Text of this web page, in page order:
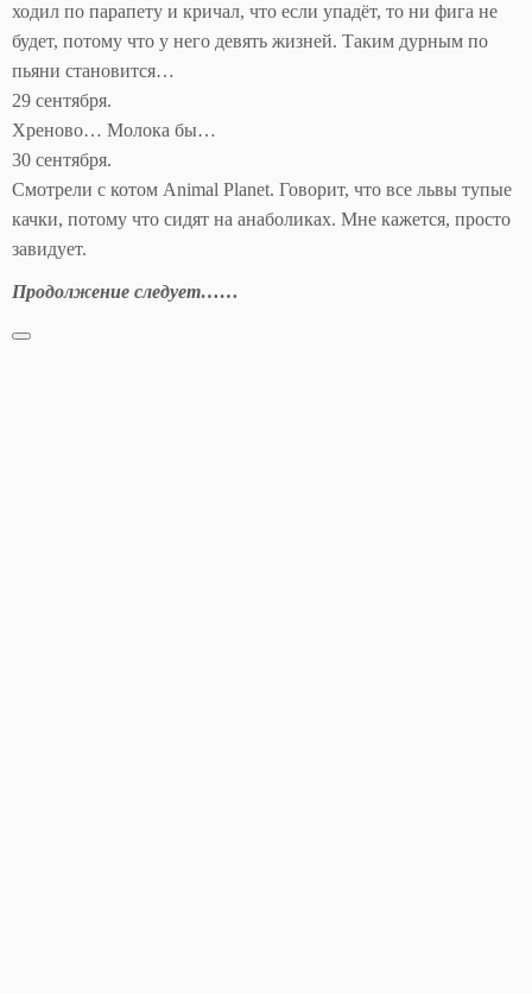
ходил по парапету и кричал, что если упадёт, то ни фига не
будет, потому что у него девять жизней. Таким дурным по
пьяни становится…
29 сентября.
Хреново… Молока бы…
30 сентября.
Смотрели с котом Animal Planet. Говорит, что все львы тупые
качки, потому что сидят на анаболиках. Мне кажется, просто
завидует.
Продолжение следует……